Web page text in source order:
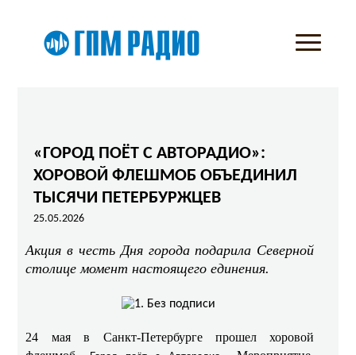
«ГОРОД ПОЁТ С АВТОРАДИО»:
ХОРОВОЙ ФЛЕШМОБ ОБЪЕДИНИЛ
ТЫСЯЧИ ПЕТЕРБУРЖЦЕВ
25.05.2026
Акция в честь Дня города подарила Северной
столице момент настоящего единения.
24 мая в Санкт-Петербурге прошел хоровой